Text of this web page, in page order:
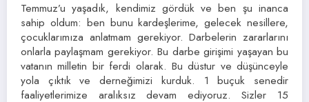
Temmuz’u yaşadık, kendimiz gördük ve ben şu inanca
sahip oldum: ben bunu kardeşlerime, gelecek nesillere,
çocuklarımıza anlatmam gerekiyor. Darbelerin zararlarını
onlarla paylaşmam gerekiyor. Bu darbe girişimi yaşayan bu
vatanın milletin bir ferdi olarak. Bu düstur ve düşünceyle
yola çıktık ve derneğimizi kurduk. 1 buçuk senedir
faaliyetlerimize aralıksız devam ediyoruz. Sizler 15